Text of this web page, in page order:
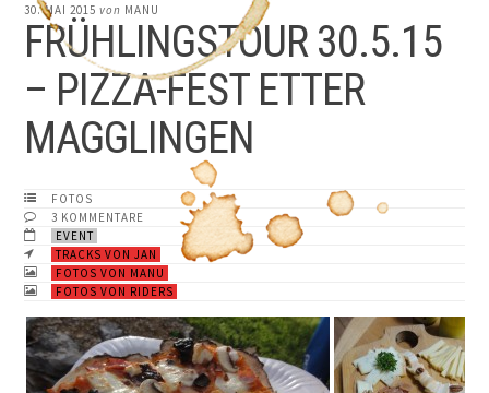
30. MAI 2015 von MANU
FRÜHLINGSTOUR 30.5.15
– PIZZA-FEST ETTER
MAGGLINGEN
FOTOS
3 KOMMENTARE
EVENT
TRACKS VON JAN
FOTOS VON MANU
FOTOS VON RIDERS